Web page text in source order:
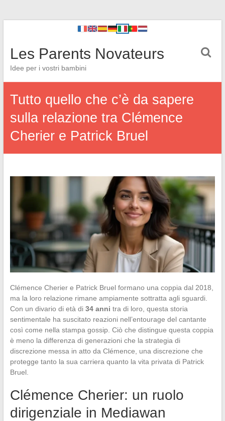
Les Parents Novateurs
Idee per i vostri bambini
Tutto quello che c’è da sapere
sulla relazione tra Clémence
Cherier e Patrick Bruel
Clémence Cherier e Patrick Bruel formano una coppia dal 2018,
ma la loro relazione rimane ampiamente sottratta agli sguardi.
Con un divario di età di 34 anni tra di loro, questa storia
sentimentale ha suscitato reazioni nell’entourage del cantante
così come nella stampa gossip. Ciò che distingue questa coppia
è meno la differenza di generazioni che la strategia di
discrezione messa in atto da Clémence, una discrezione che
protegge tanto la sua carriera quanto la vita privata di Patrick
Bruel.
Clémence Cherier: un ruolo
dirigenziale in Mediawan